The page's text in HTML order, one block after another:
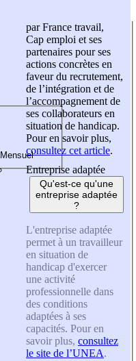
par France travail,
Cap emploi et ses
partenaires pour ses
actions concrètes en
faveur du recrutement,
de l’intégration et de
l’accompagnement de
ses collaborateurs en
situation de handicap.
Pour en savoir plus,
consultez cet article.
Entreprise adaptée
Qu'est-ce qu'une
entreprise adaptée
?
L'entreprise adaptée
permet à un travailleur
en situation de
handicap d'exercer
une activité
professionnelle dans
des conditions
adaptées à ses
capacités. Pour en
savoir plus, consultez
le site de l’UNEA.